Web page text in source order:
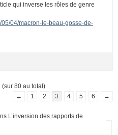
qui inverse les rôles de genre
04/macron-le-beau-gosse-de-
80 au total)
←
1 2 3 4 5 6 →
L’inversion des rapports de